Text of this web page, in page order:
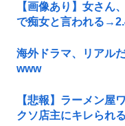
【画像あり】女さん
で痴女と言われる
海外ドラマ、リアル
www
【悲報】ラーメン屋
クソ店主にキレられ